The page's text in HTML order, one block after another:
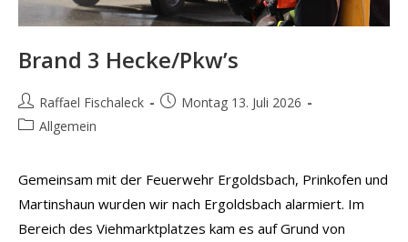
Brand 3 Hecke/Pkw’s
Beitrags-
Autor:
Raffael Fischaleck
BeitragMontag 13. Juli 2026
Beitrags-
Allgemein
Gemeinsam mit der Feuerwehr Ergoldsbach, Prinkofen und
Martinshaun wurden wir nach Ergoldsbach alarmiert. Im
Bereich des Viehmarktplatzes kam es auf Grund von